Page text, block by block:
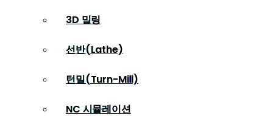
3D 밀링
선반(Lathe)
턴밀(Turn-Mill)
NC 시뮬레이션